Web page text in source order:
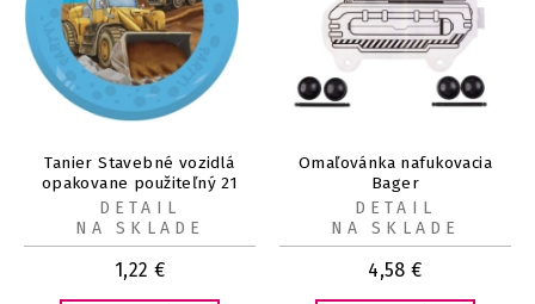
Tanier Stavebné vozidlá
opakovane použiteľný 21
cm 1 ks
1,22 €
DETAIL
NA SKLADE
Omaľovánka nafukovacia
Bager
4,58 €
DETAIL
NA SKLADE